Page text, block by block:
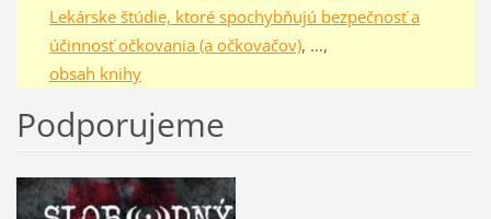
Lekárske štúdie, ktoré spochybňujú bezpečnosť a
účinnosť očkovania (a očkovačov), …,
obsah knihy
Podporujeme